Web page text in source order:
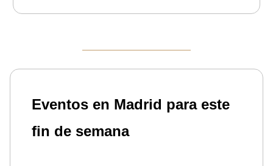
Eventos en Madrid para este
fin de semana